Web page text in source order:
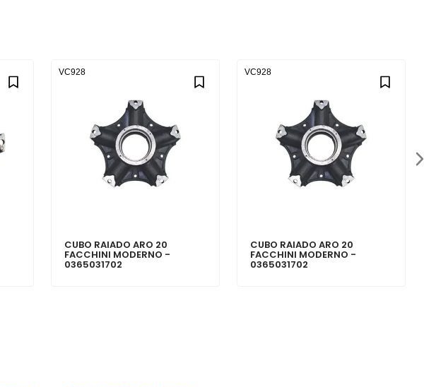
CUBO RAIADO ARO 20
FACCHINI MODERNO -
0365031702
VC928
CUBO RAIADO ARO 20
FACCHINI MODERNO -
0365031702
VC928